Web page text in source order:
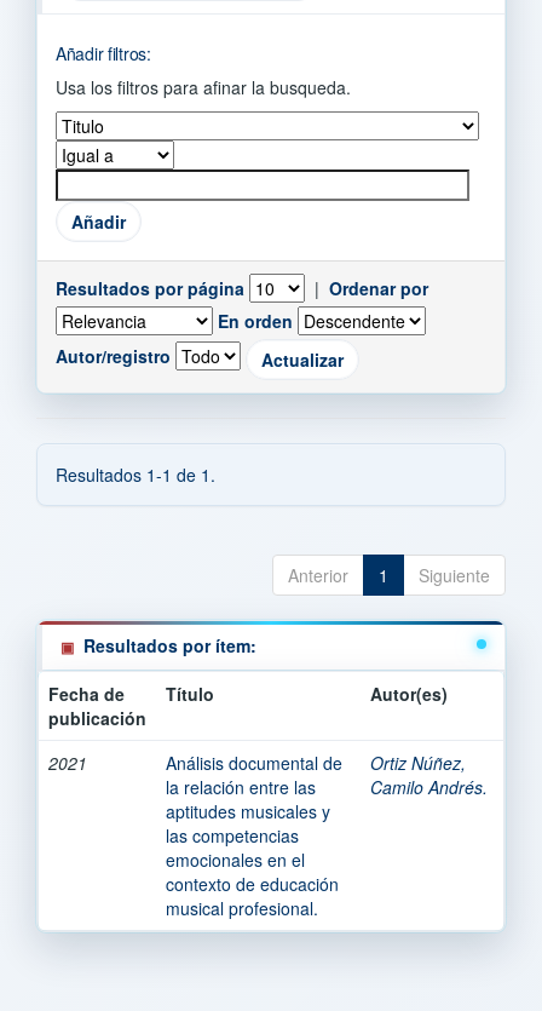
Añadir filtros:
Usa los filtros para afinar la busqueda.
Resultados por página | Ordenar por
En orden
Autor/registro
Resultados 1-1 de 1.
Anterior 1 Siguiente
Resultados por ítem:
Fecha de
publicación
Título Autor(es)
2021
Análisis documental de
la relación entre las
aptitudes musicales y
las competencias
emocionales en el
contexto de educación
musical profesional.
Ortiz Núñez,
Camilo Andrés.